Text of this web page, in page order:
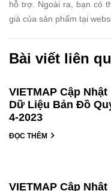
hỗ trợ. Ngoài ra, bạn có
giá của sản phẩm tại
Bài viết liên
VIETMAP Cập Nhật
Dữ Liệu Bản Đồ
4-2023
ĐỌC THÊM
VIETMAP Cập Nhật